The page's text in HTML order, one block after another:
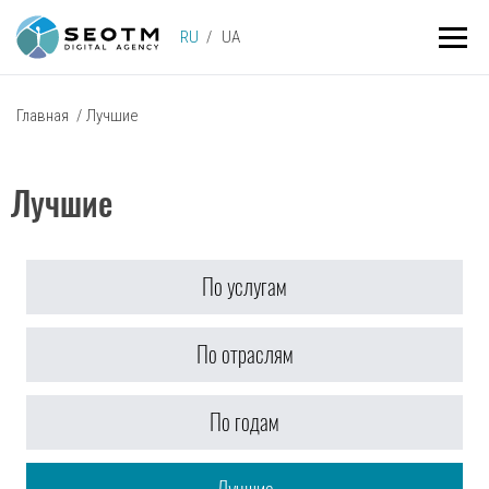
RU UA
Главная / Лучшие
Лучшие
По услугам
По отраслям
По годам